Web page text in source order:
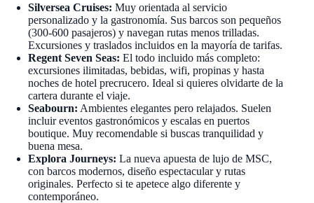
Silversea Cruises: Muy orientada al servicio
personalizado y la gastronomía. Sus barcos son pequeños
(300-600 pasajeros) y navegan rutas menos trilladas.
Excursiones y traslados incluidos en la mayoría de tarifas.
Regent Seven Seas: El todo incluido más completo:
excursiones ilimitadas, bebidas, wifi, propinas y hasta
noches de hotel precrucero. Ideal si quieres olvidarte de la
cartera durante el viaje.
Seabourn: Ambientes elegantes pero relajados. Suelen
incluir eventos gastronómicos y escalas en puertos
boutique. Muy recomendable si buscas tranquilidad y
buena mesa.
Explora Journeys: La nueva apuesta de lujo de MSC,
con barcos modernos, diseño espectacular y rutas
originales. Perfecto si te apetece algo diferente y
contemporáneo.